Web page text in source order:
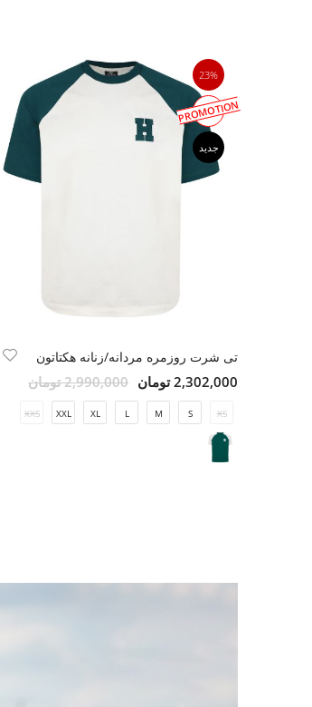
23%
PROMOTION
جدید
تی شرت روزمره مردانه/زنانه هکتاتون
2,302,000 تومان 2,990,000 تومان
XS
S
M
L
XL
XXL
XXS